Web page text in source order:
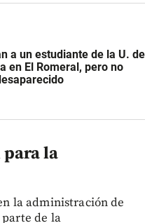
a un estudiante de la U. de
en El Romeral, pero no
la
la administración de
de la